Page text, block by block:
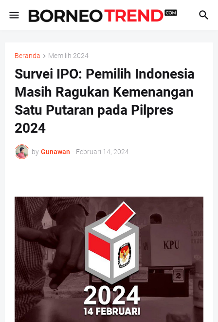
Beranda Memilih 2024
Survei IPO: Pemilih Indonesia
Masih Ragukan Kemenangan
Satu Putaran pada Pilpres
2024
by Gunawan - Februari 14, 2024